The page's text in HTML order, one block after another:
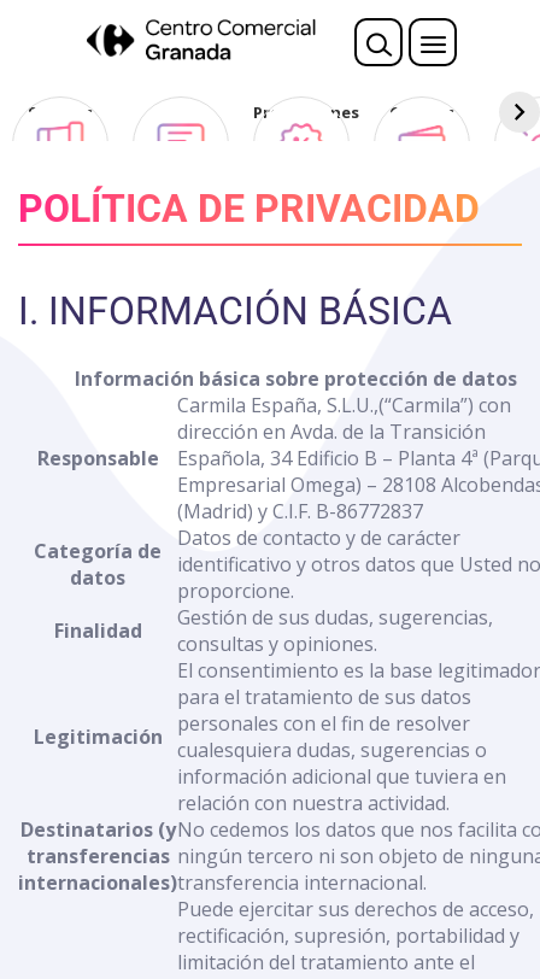
incluye
de
accesibilidad.
Sorteos Opina Promociones
Ofertas
Club
POLÍTICA DE PRIVACIDAD
I. INFORMACIÓN BÁSICA
Información básica sobre protección de datos
Responsable
Carmila España, S.L.U.,(“Carmila”) con
dirección en Avda. de la Transición
Española, 34 Edificio B – Planta 4ª
Empresarial Omega) – 28108
(Madrid) y C.I.F. B-86772837
Categoría de
datos
Datos de contacto y de carácter
identificativo y otros datos que Usted
proporcione.
Finalidad
Gestión de sus dudas, sugerencias,
consultas y opiniones.
Legitimación
El consentimiento es la base
para el tratamiento de sus datos
personales con el fin de resolver
cualesquiera dudas, sugerencias o
información adicional que tuviera en
relación con nuestra actividad.
Destinatarios (y
transferencias
internacionales)
No cedemos los datos que nos facilita
ningún tercero ni son objeto de
transferencia internacional.
Puede ejercitar sus derechos de acceso,
rectificación, supresión, portabilidad y
limitación del tratamiento ante el